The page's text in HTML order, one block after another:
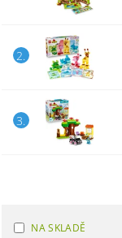
2.
3.
NA SKLADĚ